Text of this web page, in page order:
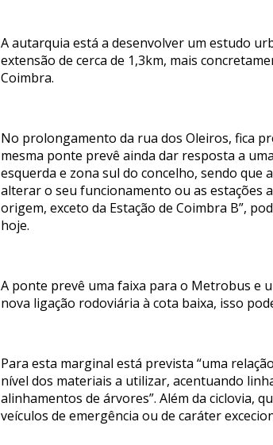
A autarquia está a desenvolver um estudo
extensão de cerca de 1,3km, mais
Coimbra.
No prolongamento da rua dos Oleiros, fica
mesma ponte prevê ainda dar resposta a
esquerda e zona sul do concelho, sendo
alterar o seu funcionamento ou as estações
origem, exceto da Estação de Coimbra B”,
hoje.
A ponte prevê uma faixa para o Metrobus e
nova ligação rodoviária à cota baixa, isso
Para esta marginal está prevista “uma
nível dos materiais a utilizar, acentuando
alinhamentos de árvores”. Além da ciclovia,
veículos de emergência ou de caráter